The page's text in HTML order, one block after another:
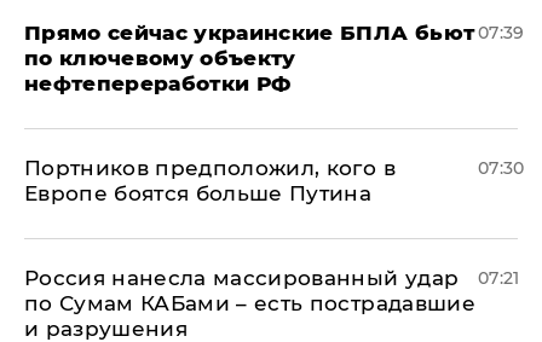
Прямо сейчас украинские БПЛА бьют
по ключевому объекту
нефтепереработки РФ
07:39
Портников предположил, кого в
Европе боятся больше Путина
07:30
Россия нанесла массированный удар
по Сумам КАБами – есть пострадавшие
и разрушения
07:21